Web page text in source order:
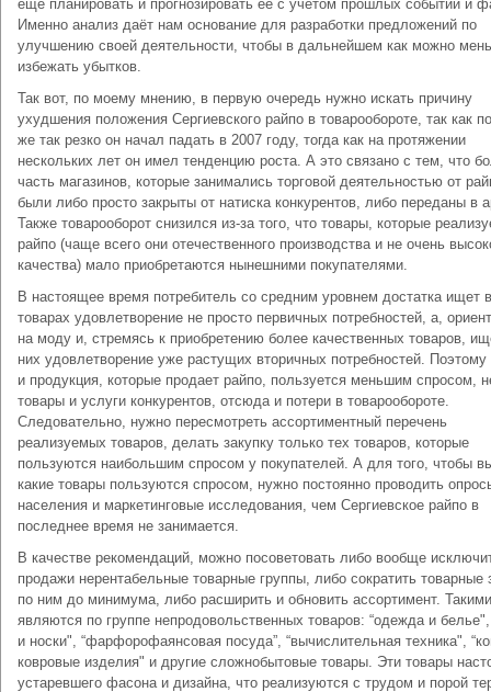
ещё планировать и прогнозировать её с учётом прошлых событий и
Именно анализ даёт нам основание для разработки предложений по
улучшению своей деятельности, чтобы в дальнейшем как можно
избежать убытков.
Так вот, по моему мнению, в первую очередь нужно искать причину
ухудшения положения Сергиевского райпо в товарообороте, так как
же так резко он начал падать в 2007 году, тогда как на протяжении
нескольких лет он имел тенденцию роста. А это связано с тем, что
часть магазинов, которые занимались торговой деятельностью от
были либо просто закрыты от натиска конкурентов, либо переданы в
Также товарооборот снизился из-за того, что товары, которые
райпо (чаще всего они отечественного производства и не очень
качества) мало приобретаются нынешними покупателями.
В настоящее время потребитель со средним уровнем достатка ищет в
товарах удовлетворение не просто первичных потребностей, а,
на моду и, стремясь к приобретению более качественных товаров,
них удовлетворение уже растущих вторичных потребностей. Поэтому
и продукция, которые продает райпо, пользуется меньшим спросом,
товары и услуги конкурентов, отсюда и потери в товарообороте.
Следовательно, нужно пересмотреть ассортиментный перечень
реализуемых товаров, делать закупку только тех товаров, которые
пользуются наибольшим спросом у покупателей. А для того, чтобы
какие товары пользуются спросом, нужно постоянно проводить
населения и маркетинговые исследования, чем Сергиевское райпо в
последнее время не занимается.
В качестве рекомендаций, можно посоветовать либо вообще
продажи нерентабельные товарные группы, либо сократить товарные
по ним до минимума, либо расширить и обновить ассортимент. Такими
являются по группе непродовольственных товаров: “одежда и белье",
и носки", “фарфорофаянсовая посуда”, “вычислительная техника",
ковровые изделия" и другие сложнобытовые товары. Эти товары
устаревшего фасона и дизайна, что реализуются с трудом и порой